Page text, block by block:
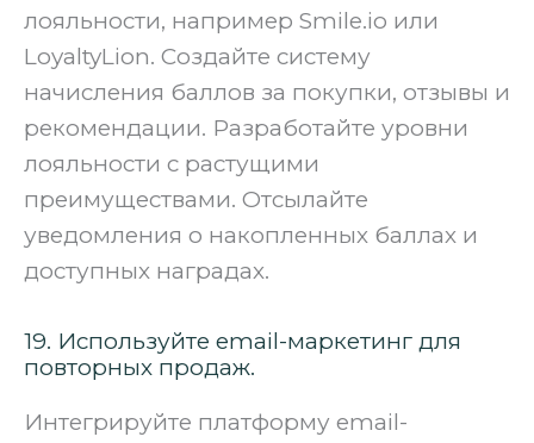
лояльности, например Smile.io или
LoyaltyLion. Создайте систему
начисления баллов за покупки, отзывы и
рекомендации. Разработайте уровни
лояльности с растущими
преимуществами. Отсылайте
уведомления о накопленных баллах и
доступных наградах.
19. Используйте email-маркетинг для
повторных продаж.
Интегрируйте платформу email-